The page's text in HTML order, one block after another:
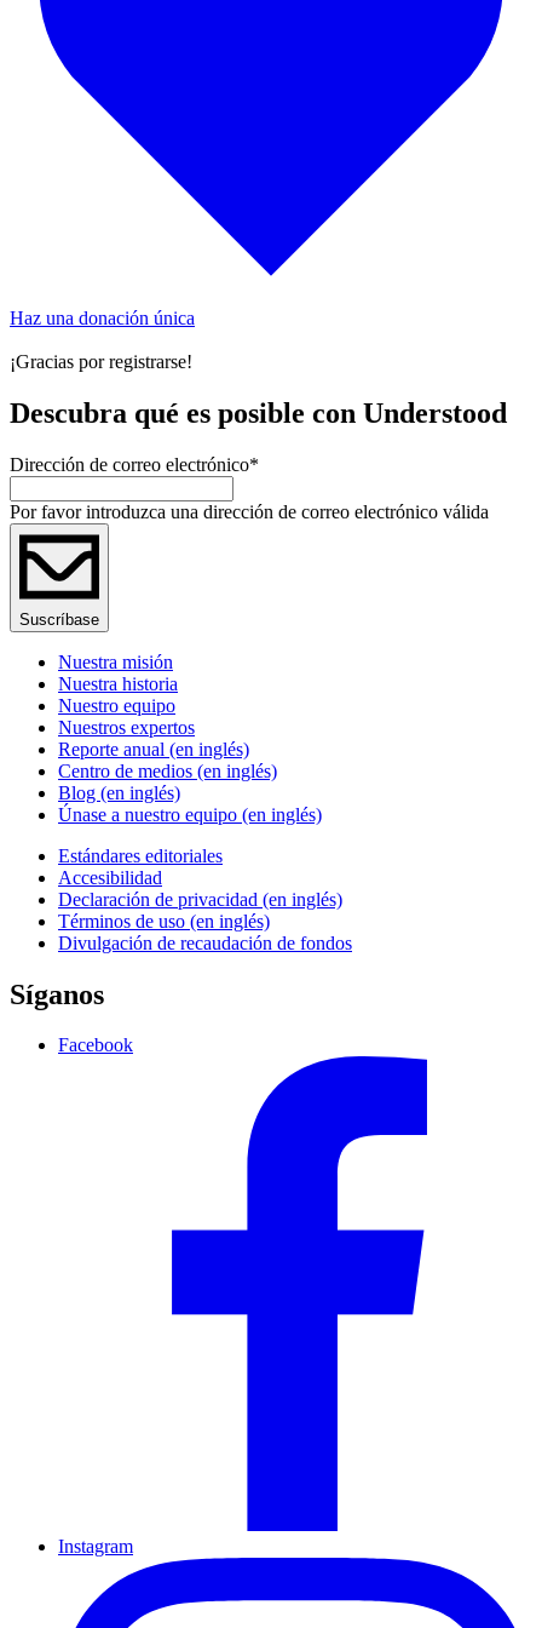
Haz una donación única
¡Gracias por registrarse!
Descubra qué es posible con Understood
Dirección de correo electrónico*
Por favor introduzca una dirección de correo electrónico válida
Suscríbase
Nuestra misión
Nuestra historia
Nuestro equipo
Nuestros expertos
Reporte anual (en inglés)
Centro de medios (en inglés)
Blog (en inglés)
Únase a nuestro equipo (en inglés)
Estándares editoriales
Accesibilidad
Declaración de privacidad (en inglés)
Términos de uso (en inglés)
Divulgación de recaudación de fondos
Síganos
Facebook
Instagram